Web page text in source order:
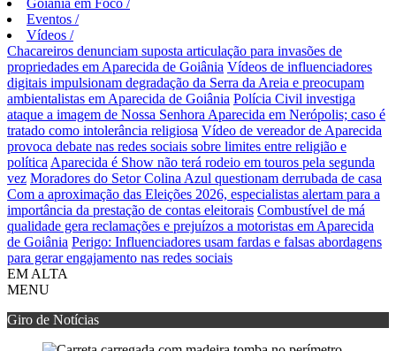
Goiânia em Foco /
Eventos /
Vídeos /
Chacareiros denunciam suposta articulação para invasões de
propriedades em Aparecida de Goiânia Vídeos de influenciadores
digitais impulsionam degradação da Serra da Areia e preocupam
ambientalistas em Aparecida de Goiânia Polícia Civil investiga
ataque a imagem de Nossa Senhora Aparecida em Nerópolis; caso é
tratado como intolerância religiosa Vídeo de vereador de Aparecida
provoca debate nas redes sociais sobre limites entre religião e
política Aparecida é Show não terá rodeio em touros pela segunda
vez Moradores do Setor Colina Azul questionam derrubada de casa
Com a aproximação das Eleições 2026, especialistas alertam para a
importância da prestação de contas eleitorais Combustível de má
qualidade gera reclamações e prejuízos a motoristas em Aparecida
de Goiânia Perigo: Influenciadores usam fardas e falsas abordagens
para gerar engajamento nas redes sociais
EM ALTA
MENU
Giro de Notícias